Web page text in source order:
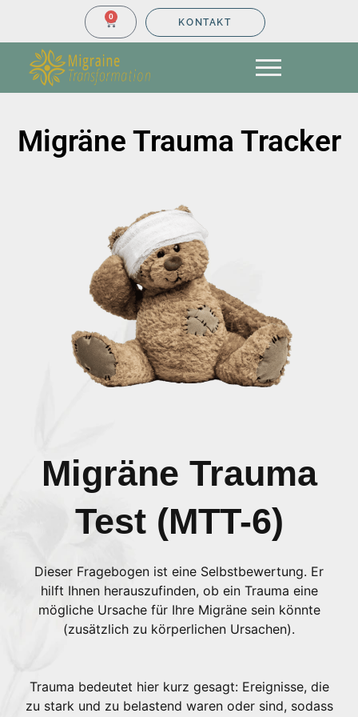
KONTAKT
0
Migräne Trauma Tracker
Migräne Trauma
Test (MTT-6)
Dieser Fragebogen ist eine Selbstbewertung. Er
hilft Ihnen herauszufinden, ob ein Trauma eine
mögliche Ursache für Ihre Migräne sein könnte
(zusätzlich zu körperlichen Ursachen).
Trauma bedeutet hier kurz gesagt: Ereignisse, die
zu stark und zu belastend waren oder sind, sodass